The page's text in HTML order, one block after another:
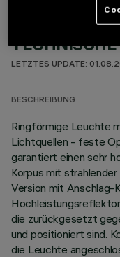
LETZTES UPDATE:
BESCHREIBUNG
Ringförmige Leuchte
Lichtquellen - feste
garantiert einen sehr
Korpus mit
Version mit Anschlag-
die zurückgesetzt
und positioniert sind.
die Leuchte